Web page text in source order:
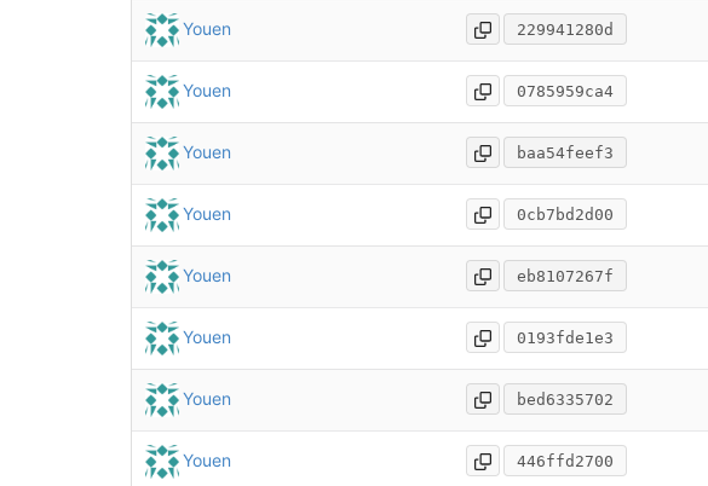
Youen 229941280d
Youen 0785959ca4
Youen baa54feef3
Youen 0cb7bd2d00
Youen eb8107267f
Youen 0193fde1e3
Youen bed6335702
Youen 446ffd2700